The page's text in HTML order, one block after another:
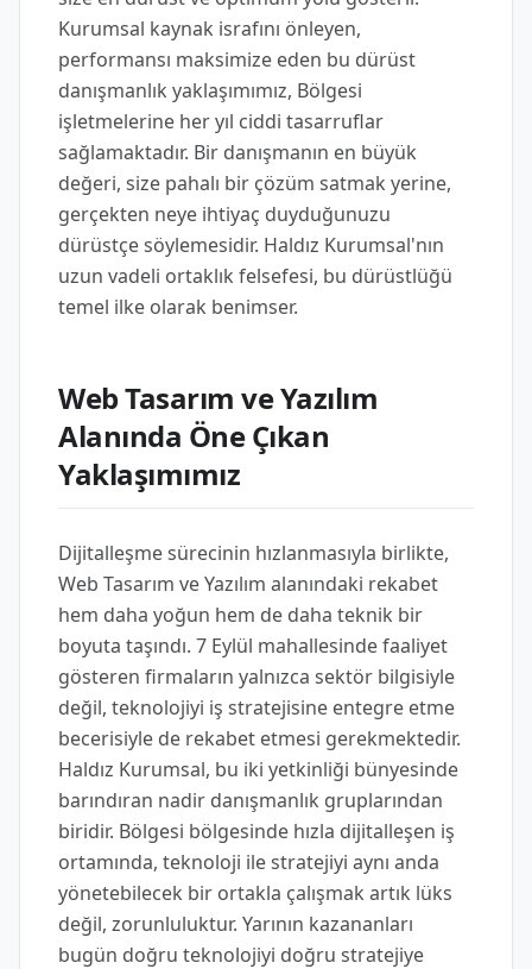
Kurumsal kaynak israfını önleyen,
performansı maksimize eden bu dürüst
danışmanlık yaklaşımımız, Bölgesi
işletmelerine her yıl ciddi tasarruflar
sağlamaktadır. Bir danışmanın en büyük
değeri, size pahalı bir çözüm satmak yerine,
gerçekten neye ihtiyaç duyduğunuzu
dürüstçe söylemesidir. Haldız Kurumsal'nın
uzun vadeli ortaklık felsefesi, bu dürüstlüğü
temel ilke olarak benimser.
Web Tasarım ve Yazılım
Alanında Öne Çıkan
Yaklaşımımız
Dijitalleşme sürecinin hızlanmasıyla birlikte,
Web Tasarım ve Yazılım alanındaki rekabet
hem daha yoğun hem de daha teknik bir
boyuta taşındı. 7 Eylül mahallesinde faaliyet
gösteren firmaların yalnızca sektör bilgisiyle
değil, teknolojiyi iş stratejisine entegre etme
becerisiyle de rekabet etmesi gerekmektedir.
Haldız Kurumsal, bu iki yetkinliği bünyesinde
barındıran nadir danışmanlık gruplarından
biridir. Bölgesi bölgesinde hızla dijitalleşen iş
ortamında, teknoloji ile stratejiyi aynı anda
yönetebilecek bir ortakla çalışmak artık lüks
değil, zorunluluktur. Yarının kazananları
bugün doğru teknolojiyi doğru stratejiye